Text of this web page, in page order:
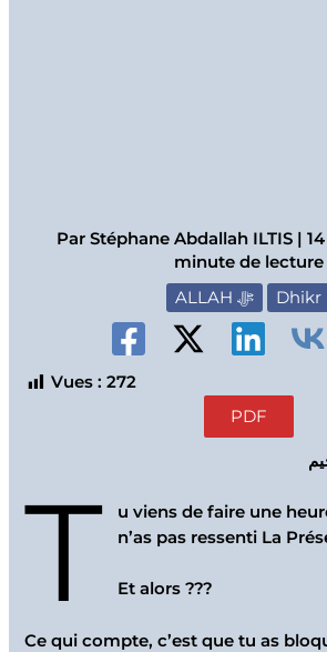
Par Stéphane Abdallah ILTIS |
minute de lecture
ALLAH ﷻ
Dhikr
Vues : 272
PDF
T u viens de faire une
Et alors ???
Ce qui compte, c’est que tu as